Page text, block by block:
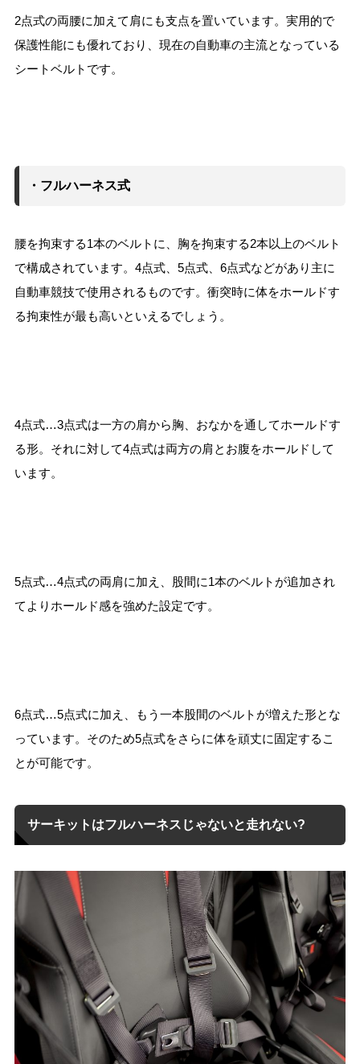
2点式の両腰に加えて肩にも支点を置いています。実用的で
保護性能にも優れており、現在の自動車の主流となっている
シートベルトです。
・フルハーネス式
腰を拘束する1本のベルトに、胸を拘束する2本以上のベルト
で構成されています。4点式、5点式、6点式などがあり主に
自動車競技で使用されるものです。衝突時に体をホールドす
る拘束性が最も高いといえるでしょう。
4点式…3点式は一方の肩から胸、おなかを通してホールドす
る形。それに対して4点式は両方の肩とお腹をホールドして
います。
5点式…4点式の両肩に加え、股間に1本のベルトが追加され
てよりホールド感を強めた設定です。
6点式…5点式に加え、もう一本股間のベルトが増えた形とな
っています。そのため5点式をさらに体を頑丈に固定するこ
とが可能です。
サーキットはフルハーネスじゃないと走れない?